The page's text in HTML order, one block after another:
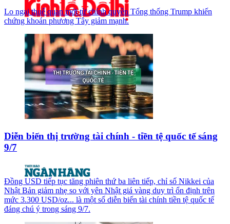
Lo ngại thuế quan mới từ chính quyền Tổng thống Trump khiến
chứng khoán phương Tây giảm mạnh.
Diễn biến thị trường tài chính - tiền tệ quốc tế sáng
9/7
Đồng USD tiếp tục tăng phiên thứ ba liên tiếp, chỉ số Nikkei của
Nhật Bản giảm nhẹ so với yên Nhật giá vàng duy trì ổn định trên
mức 3.300 USD/oz... là một số diễn biến tài chính tiền tệ quốc tế
đáng chú ý trong sáng 9/7.